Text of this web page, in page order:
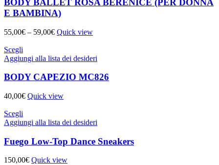
BODY BALLET ROSA BERENICE (PER DONNA
E BAMBINA)
55,00€ – 59,00€ Quick view
Scegli
Aggiungi alla lista dei desideri
BODY CAPEZIO MC826
40,00€ Quick view
Scegli
Aggiungi alla lista dei desideri
Fuego Low-Top Dance Sneakers
150,00€ Quick view